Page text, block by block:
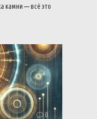
камни — всё это
0